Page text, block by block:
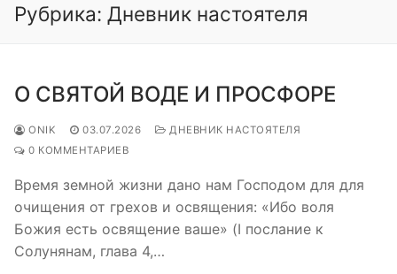
Рубрика: Дневник настоятеля
О СВЯТОЙ ВОДЕ И ПРОСФОРЕ
ONIK 03.07.2026
ДНЕВНИК НАСТОЯТЕЛЯ
0 КОММЕНТАРИЕВ
Время земной жизни дано нам Господом для для
очищения от грехов и освящения: «Ибо воля
Божия есть освящение ваше» (I послание к
Солунянам, глава 4,…